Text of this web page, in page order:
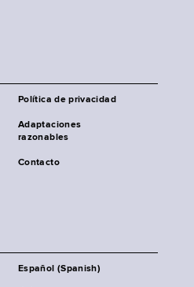
Política de privacidad
Adaptaciones
razonables
Contacto
Español (Spanish)